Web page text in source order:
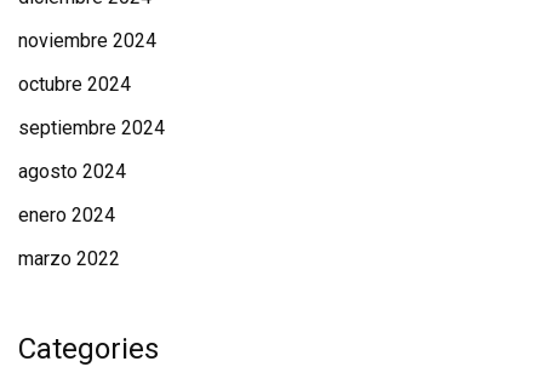
noviembre 2024
octubre 2024
septiembre 2024
agosto 2024
enero 2024
marzo 2022
Categories